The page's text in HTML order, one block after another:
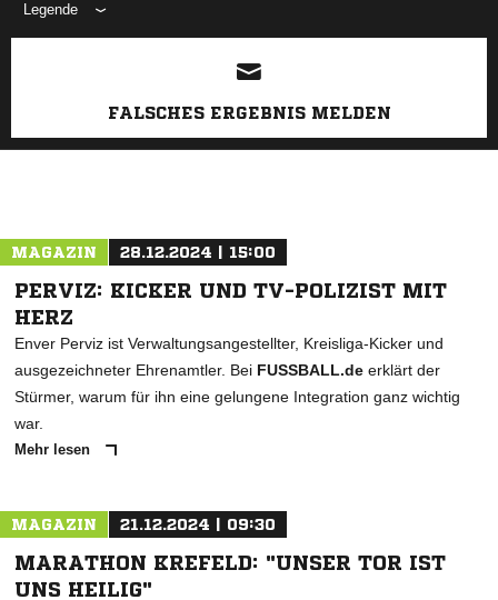
Legende
ANZEIGE
FALSCHES ERGEBNIS MELDEN
MAGAZIN 28.12.2024 | 15:00
PERVIZ: KICKER UND TV-POLIZIST MIT
HERZ
Enver Perviz ist Verwaltungsangestellter, Kreisliga-Kicker und
ausgezeichneter Ehrenamtler. Bei FUSSBALL.de erklärt der
Stürmer, warum für ihn eine gelungene Integration ganz wichtig
war.
Mehr lesen
MAGAZIN 21.12.2024 | 09:30
MARATHON KREFELD: "UNSER TOR IST
UNS HEILIG"